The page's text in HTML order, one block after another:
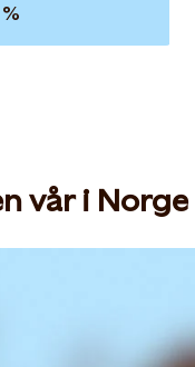
vår i Norge